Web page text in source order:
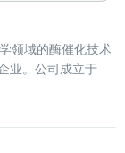
域的酶催化技术
业。公司成立于